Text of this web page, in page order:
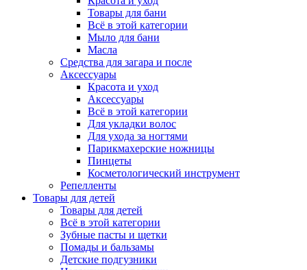
Товары для бани
Всё в этой категории
Мыло для бани
Масла
Средства для загара и после
Аксессуары
Красота и уход
Аксессуары
Всё в этой категории
Для укладки волос
Для ухода за ногтями
Парикмахерские ножницы
Пинцеты
Косметологический инструмент
Репелленты
Товары для детей
Товары для детей
Всё в этой категории
Зубные пасты и щетки
Помады и бальзамы
Детские подгузники